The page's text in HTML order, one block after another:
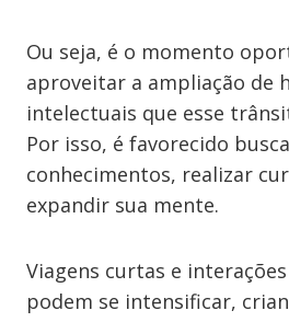
Ou seja, é o momento
aproveitar a ampliação de
intelectuais que esse
Por isso, é favorecido
conhecimentos, realizar
expandir sua mente.
Viagens curtas e
podem se intensificar,